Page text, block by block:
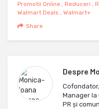
Promotii Online , Reduceri ,
Walmart Deals , Walmart+
Share
Despre
Manager
PR și